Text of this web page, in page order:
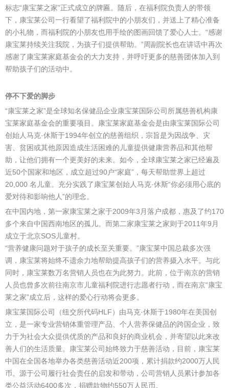
标志“康宝莱之家”正式成立的牌匾。随后，在福利院负责人的带领
下，康宝莱公司一行看望了福利院中的小朋友们，并送上了精心准备
的小礼物，而福利院的小朋友也用手绘的图画回馈了爱心人士。“感谢
康宝莱持续关注我院，为孩子们提供帮助。”周副院长也在讲话中再次
感谢了康宝莱家庭基金会的大力支持，并呼吁更多的慈善团体加入到
帮助孩子们的活动中。
停不下爱的脚步
“康宝莱之家”是全球知名保健品企业康宝莱国际公司所属慈善机构康
宝莱家庭基金会的重要项目。康宝莱家庭基金会是由康宝莱国际公司
创始人马克·休斯于1994年创立的慈善组织，宗旨是为因战争、灾
害、贫困或其他原因造成生活困难的儿童提供健康营养品和其他帮
助，让他们拥有一个更美好的未来。如今，全球康宝莱之家已经遍及
近50个国家和地区，成立超过90户“家庭”，每天帮助世界上超过
20,000 名儿童。充分实践了康宝莱创始人马克·休斯“你必须用心底的
爱对待和影响他人”的理念。
在中国内地，第一家康宝莱之家于2009年3月落户成都，惠及了约170
多个来自中国西南地区的孤儿。而第二家康宝莱之家则于2011年9月
成立于北京SOS儿童村。
“营养健康问题对于孩子的成长至关重要。”康宝莱中国总裁多次强
调，康宝莱将始终不遗余力地帮助提高孩子们的营养摄入水平。与此
同时，康宝莱数万名营销人员也在为此努力。此前，位于南京的营销
人员也曾多次前往南京市儿童福利院进行志愿者行动，而在南京“康宝
莱之家”成立后，这样的爱心行动将会更多。
康宝莱国际公司（纽交所代码HLF）由马克·休斯于1980年在美国创
立，是一家专业营销体重管理产品、个人营养保健品的跨国企业，致
力于为社会大众提供优质的产品和良好的商业机会，并寄望以此来改
善人们的生活质量。康宝莱公司始终致力于慈善活动，目前，康宝莱
中国在全国各地举办各类慈善活动近200项，累计捐款约2000万人民
币。源于公司履行社会责任的启发和带动，公司营销人员累计参加各
类公益活动6400多次，捐赠款物约550万人民币。